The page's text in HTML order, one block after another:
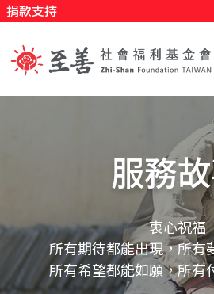
主
捐款支持
社
會
服務
衷心祝福
所有期待都能出現，所有
所有希望都能如願，所有